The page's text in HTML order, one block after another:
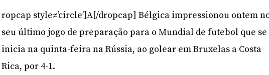
ropcap style≠’circle’]A[/dropcap] Bélgica impressionou ontem
seu último jogo de preparação para o Mundial de futebol que se
inicia na quinta-feira na Rússia, ao golear em Bruxelas a Costa
Rica, por 4-1.